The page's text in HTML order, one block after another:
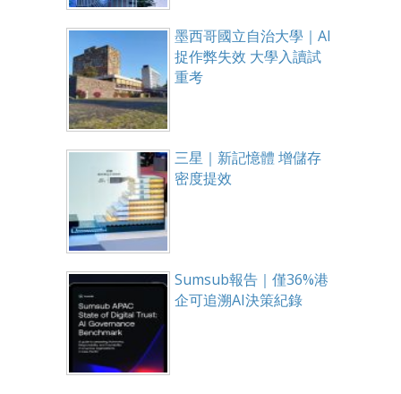
墨西哥國立自治大學｜AI
捉作弊失效 大學入讀試
重考
三星｜新記憶體 增儲存
密度提效
Sumsub報告｜僅36%港
企可追溯AI決策紀錄